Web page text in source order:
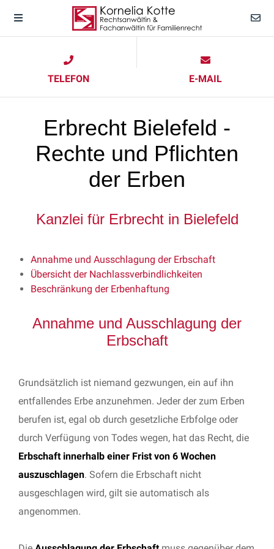
TELEFON E-MAIL
Erbrecht Bielefeld -
Rechte und Pflichten
der Erben
Kanzlei für Erbrecht in Bielefeld
Annahme und Ausschlagung der Erbschaft
Übersicht der Nachlassverbindlichkeiten
Beschränkung der Erbenhaftung
Annahme und Ausschlagung der
Erbschaft
Grundsätzlich ist niemand gezwungen, ein auf ihn
entfallendes Erbe anzunehmen. Jeder der zum Erben
berufen ist, egal ob durch gesetzliche Erbfolge oder
durch Verfügung von Todes wegen, hat das Recht, die
Erbschaft innerhalb einer Frist von 6 Wochen
auszuschlagen. Sofern die Erbschaft nicht
ausgeschlagen wird, gilt sie automatisch als
angenommen.